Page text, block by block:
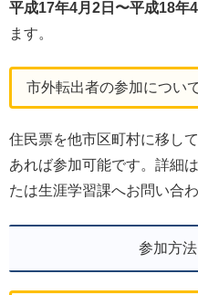
平成17年4月2日〜平成18年
ます。
市外転出者の参加につい
住民票を他市区町村に移し
あれば参加可能です。詳細
たは生涯学習課へお問い合
参加方